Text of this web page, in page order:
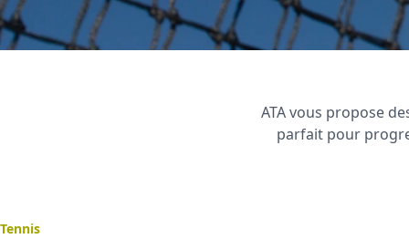
ATA vous propose
parfait pour
Tennis